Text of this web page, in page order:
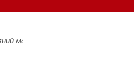
Для
Стрічок
Їжі | Hong